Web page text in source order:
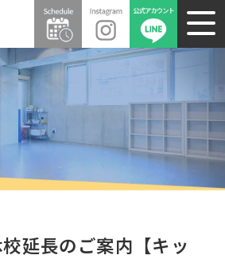
延長のご案内【キッ